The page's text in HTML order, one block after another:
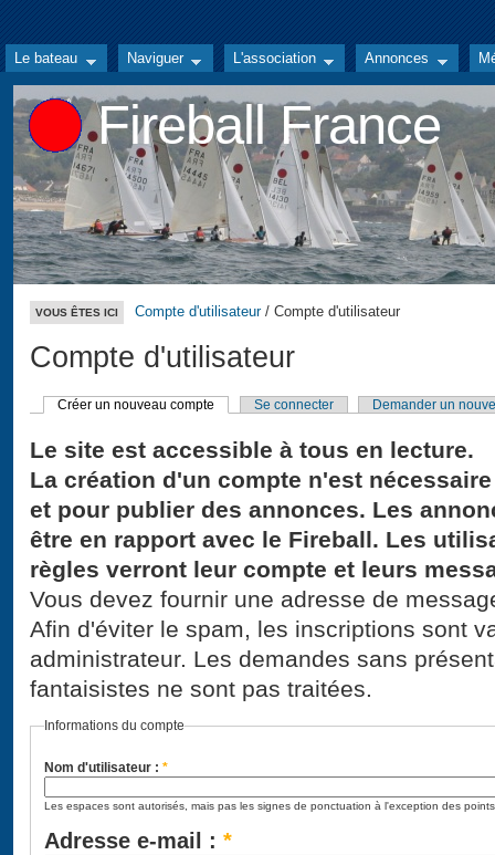
Le bateau Naviguer L'association Annonces
Fireball France
VOUS ÊTES ICI Compte d'utilisateur/ Compte d'utilisateur
Compte d'utilisateur
Créer un nouveau compte Se connecter Demander un
Le site est accessible à tous en lecture.
La création d'un compte n'est
et pour publier des annonces. Les
être en rapport avec le Fireball. Les
règles verront leur compte et leurs
Vous devez fournir une adresse de
Afin d'éviter le spam, les inscriptions sont
administrateur. Les demandes sans
fantaisistes ne sont pas traitées.
Informations du compte
Nom d'utilisateur : *
Les espaces sont autorisés, mais pas les signes de ponctuation à l'exception des
Adresse e-mail : *